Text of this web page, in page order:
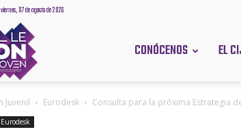
viernes, 07 de agosto de 2026
LeónjovenCONÓCENOS EL
Juvenil Eurodesk Consulta para la próxima Estrategia
Eurodesk